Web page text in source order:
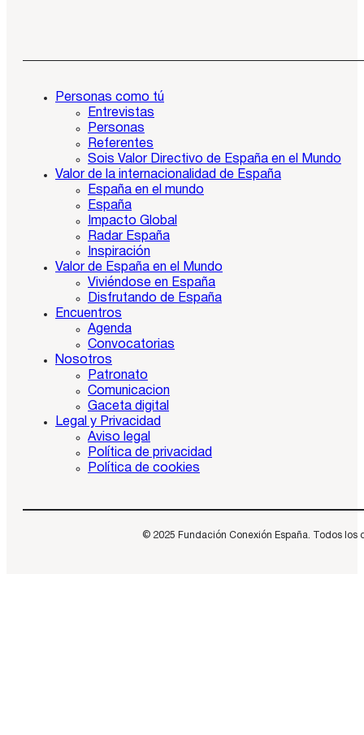
Personas como tú
Entrevistas
Personas
Referentes
Sois Valor Directivo de España en el Mundo
Valor de la internacionalidad de España
España en el mundo
España
Impacto Global
Radar España
Inspiración
Valor de España en el Mundo
Viviéndose en España
Disfrutando de España
Encuentros
Agenda
Convocatorias
Nosotros
Patronato
Comunicacion
Gaceta digital
Legal y Privacidad
Aviso legal
Política de privacidad
Política de cookies
© 2025 Fundación Conexión España. Todos los